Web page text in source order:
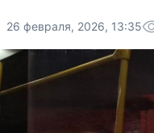
26 февраля, 2026, 13:35